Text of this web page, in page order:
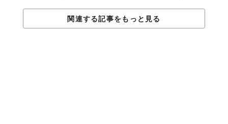
関連する記事をもっと見る